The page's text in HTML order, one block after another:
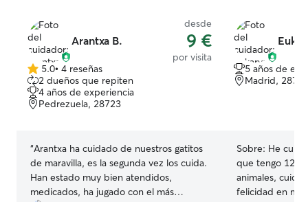
Arantxa B.
desde
9 €
por visita
5.0
de
5
estrellas
5.0• 4 reseñas
2 dueños que repiten
4 años de experiencia
Pedrezuela, 28723
“Arantxa ha cuidado de nuestros gatitos
de maravilla, es la segunda vez los cuida.
Han estado muy bien atendidos,
medicados, ha jugado con el más
5 años de
Madrid, 28710
Sobre: He
que tengo 12
animales,
felicidad en mi día a día